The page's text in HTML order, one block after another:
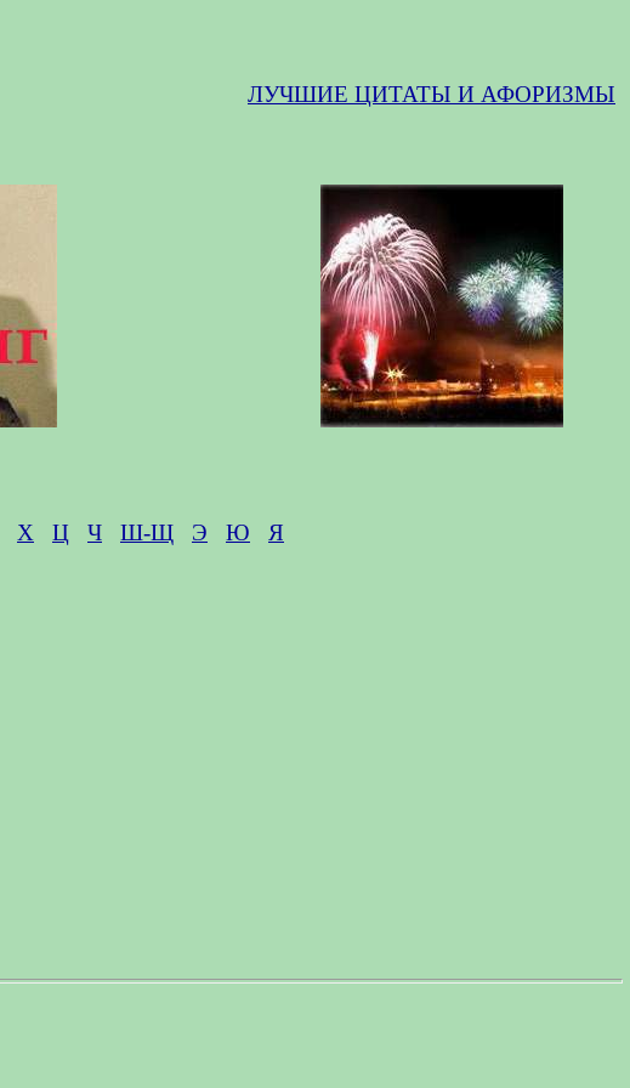
ЛУЧШИЕ ЦИТАТЫ И АФОРИЗМЫ
Х Ц Ч Ш-Щ Э Ю
Я